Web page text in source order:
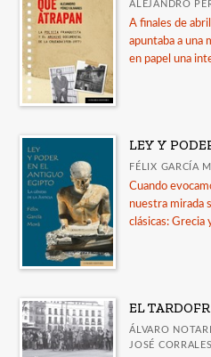
ALEJANDRO
A finales de
apuntaba a una
en papel una
LEY Y
FÉLIX GARCÍA
Cuando
nuestra mirada
clásicas: Grecia
EL
ÁLVARO
JOSÉ